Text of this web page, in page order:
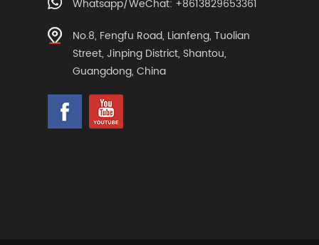
Whatsapp/WeChat: +8613829653361
No.8, Fengfu Road, Lianfeng, Tuolian
Street, Jinping District, Shantou,
Guangdong, China